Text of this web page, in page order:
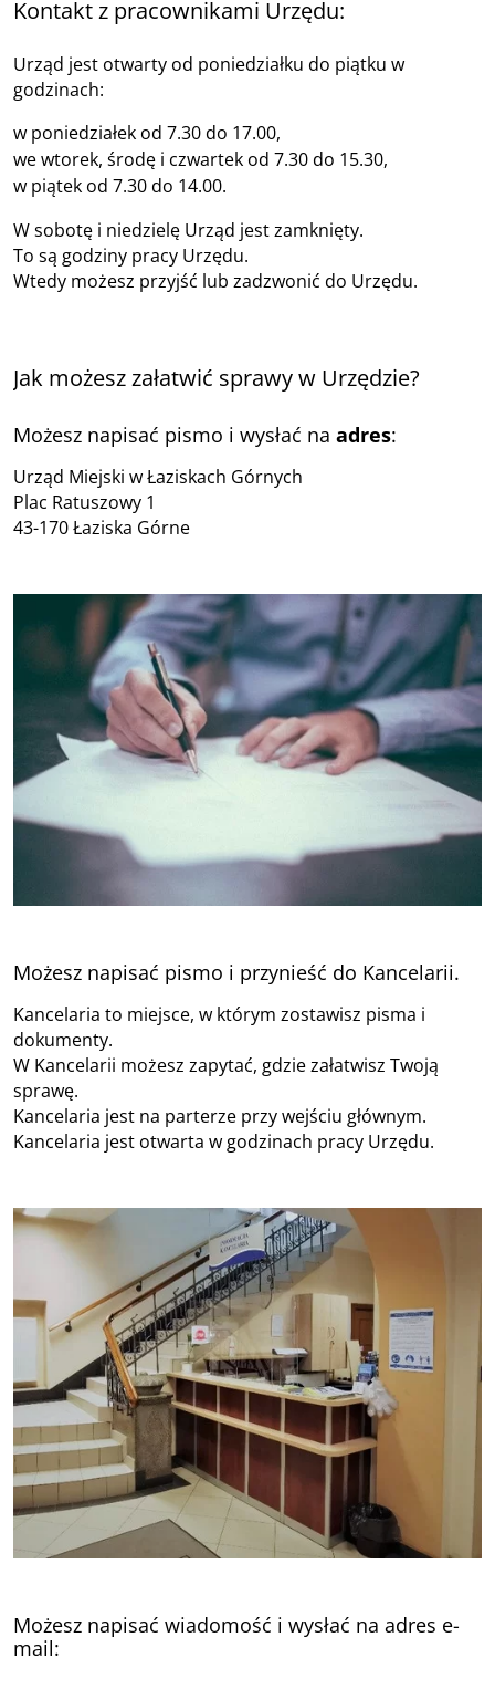
Kontakt z pracownikami Urzędu:
Urząd jest otwarty od poniedziałku do piątku w
godzinach:
w poniedziałek od 7.30 do 17.00,
we wtorek, środę i czwartek od 7.30 do 15.30,
w piątek od 7.30 do 14.00.
W sobotę i niedzielę Urząd jest zamknięty.
To są godziny pracy Urzędu.
Wtedy możesz przyjść lub zadzwonić do Urzędu.
Jak możesz załatwić sprawy w Urzędzie?
Możesz napisać pismo i wysłać na adres:
Urząd Miejski w Łaziskach Górnych
Plac Ratuszowy 1
43-170 Łaziska Górne
Możesz napisać pismo i przynieść do Kancelarii.
Kancelaria to miejsce, w którym zostawisz pisma i
dokumenty.
W Kancelarii możesz zapytać, gdzie załatwisz Twoją
sprawę.
Kancelaria jest na parterze przy wejściu głównym.
Kancelaria jest otwarta w godzinach pracy Urzędu.
Możesz napisać wiadomość i wysłać na adres e-
mail: